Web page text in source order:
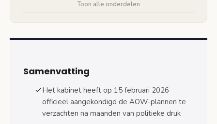
Verzachte plannen: concrete wijzigingen
Uitzonderingen voor zware beroepen
Politieke besluitvorming: hoe kwam de
ommezwaai tot stand?
Druk vanuit eigen gelederen
Toon alle onderdelen
Samenvatting
Het kabinet heeft op 15 februari 2026
officieel aangekondigd de AOW-plannen te
verzachten na maanden van politieke druk